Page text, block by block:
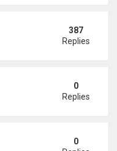
khen BTS
387
Replies
thiệt mạng vì tai nạn xe
0
Replies
khu vườn tình yêu'
0